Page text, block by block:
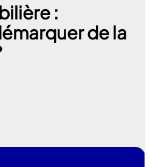
:
de la